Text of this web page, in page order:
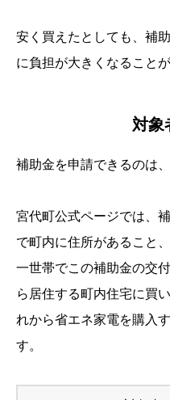
安く買えたとしても、補
に負担が大きくなることが
対象
補助金を申請できるのは
宮代町公式ページでは、
で町内に住所があること
一世帯でこの補助金の交
ら居住する町内住宅に買
れから省エネ家電を購入
す。